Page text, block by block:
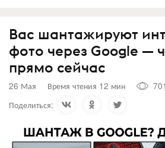
Вас шантажируют
фото через Google —
прямо сейчас
26 Мая Время чтения 12 мин
701
Поделиться: